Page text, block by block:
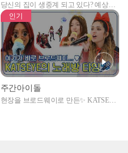
당신의 집이 생중계 되고 있다? 예상치
못한 곳에서 일어나는 불법촬영 범죄!
인기
주간아이돌
현장을 브로드웨이로 만든✨ KATSEYE